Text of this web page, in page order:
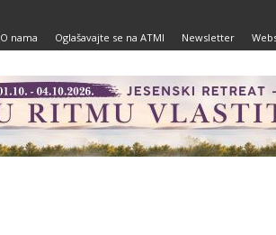
O nama Oglašavajte se na ATMI Newsletter